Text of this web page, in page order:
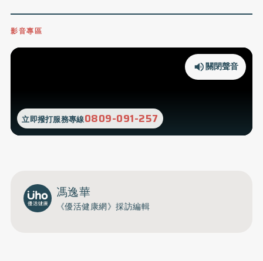
影音專區
立即撥打服務專線0809-091-257
關閉聲音
馮逸華
《優活健康網》採訪編輯